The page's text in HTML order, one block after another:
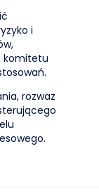
i
komitetu
rozważ